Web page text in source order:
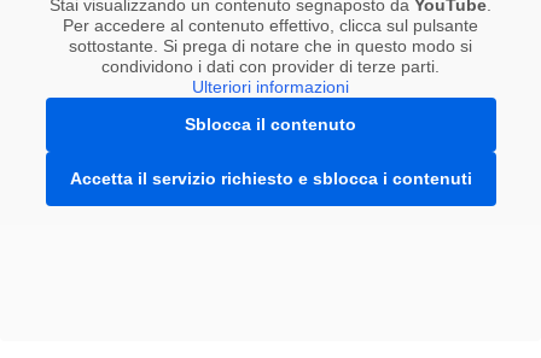
Stai visualizzando un contenuto segnaposto da YouTube.
Per accedere al contenuto effettivo, clicca sul pulsante
sottostante. Si prega di notare che in questo modo si
condividono i dati con provider di terze parti.
Ulteriori informazioni
Sblocca il contenuto
Accetta il servizio richiesto e sblocca i contenuti